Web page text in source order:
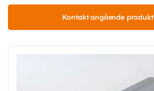
Kontakt angående produkt